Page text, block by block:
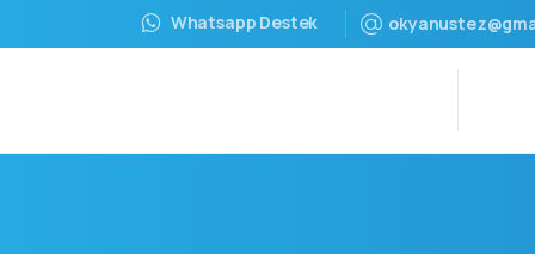
Whatsapp Destek